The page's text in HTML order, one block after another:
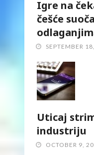
Igre na
češće
SEPTEMBER
Uticaj
industriju
OCTOBER 9,